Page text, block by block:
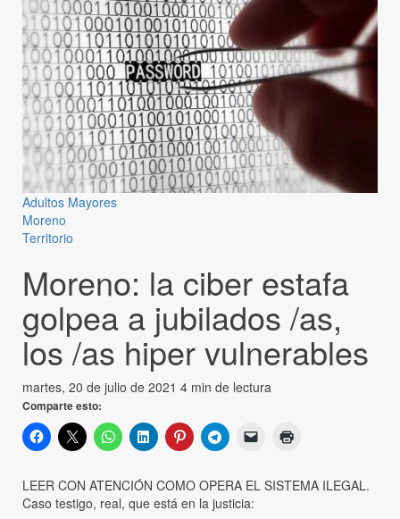
Adultos Mayores
Moreno
Territorio
Moreno: la ciber estafa
golpea a jubilados /as,
los /as hiper vulnerables
martes, 20 de julio de 2021 4 min de lectura
Comparte esto:
LEER CON ATENCIÓN COMO OPERA EL SISTEMA ILEGAL.
Caso testigo, real, que está en la justicia: